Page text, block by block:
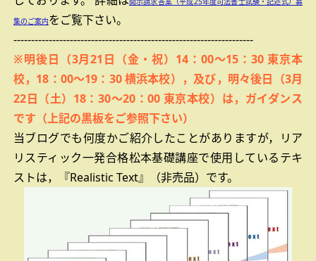
集のご案内をご覧下さい。
--------------------------------------------------------------------
※明後日（3月21日（金・祝）14：00～15：30 東京本
校，18：00～19：30 横浜本校），及び，明々後日（3月
22日（土）18：30～20：00 東京本校）は，ガイダンス
です（上記の黒板をご参照下さい）
当ブログでも何度かご紹介したことがありますが，リア
リスティック一発合格松本基礎講座で使用しているテキ
ストは，『Realistic Text』（非売品）です。